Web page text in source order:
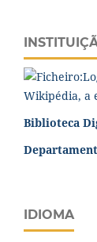
Biblioteca
IDIOMA